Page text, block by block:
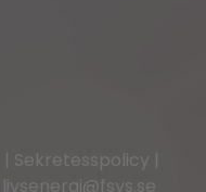
| Sekretesspolicy |
livsenergi@fsys.se